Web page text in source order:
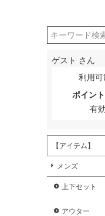
ゲスト さん
利用可
ポイント
有
【アイテム】
メンズ
上下セット
アウター